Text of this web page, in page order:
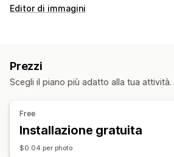
Editor di immagini
Prezzi
Scegli il piano più adatto alla tua attività.
Free
Installazione gratuita
$0.04 per photo